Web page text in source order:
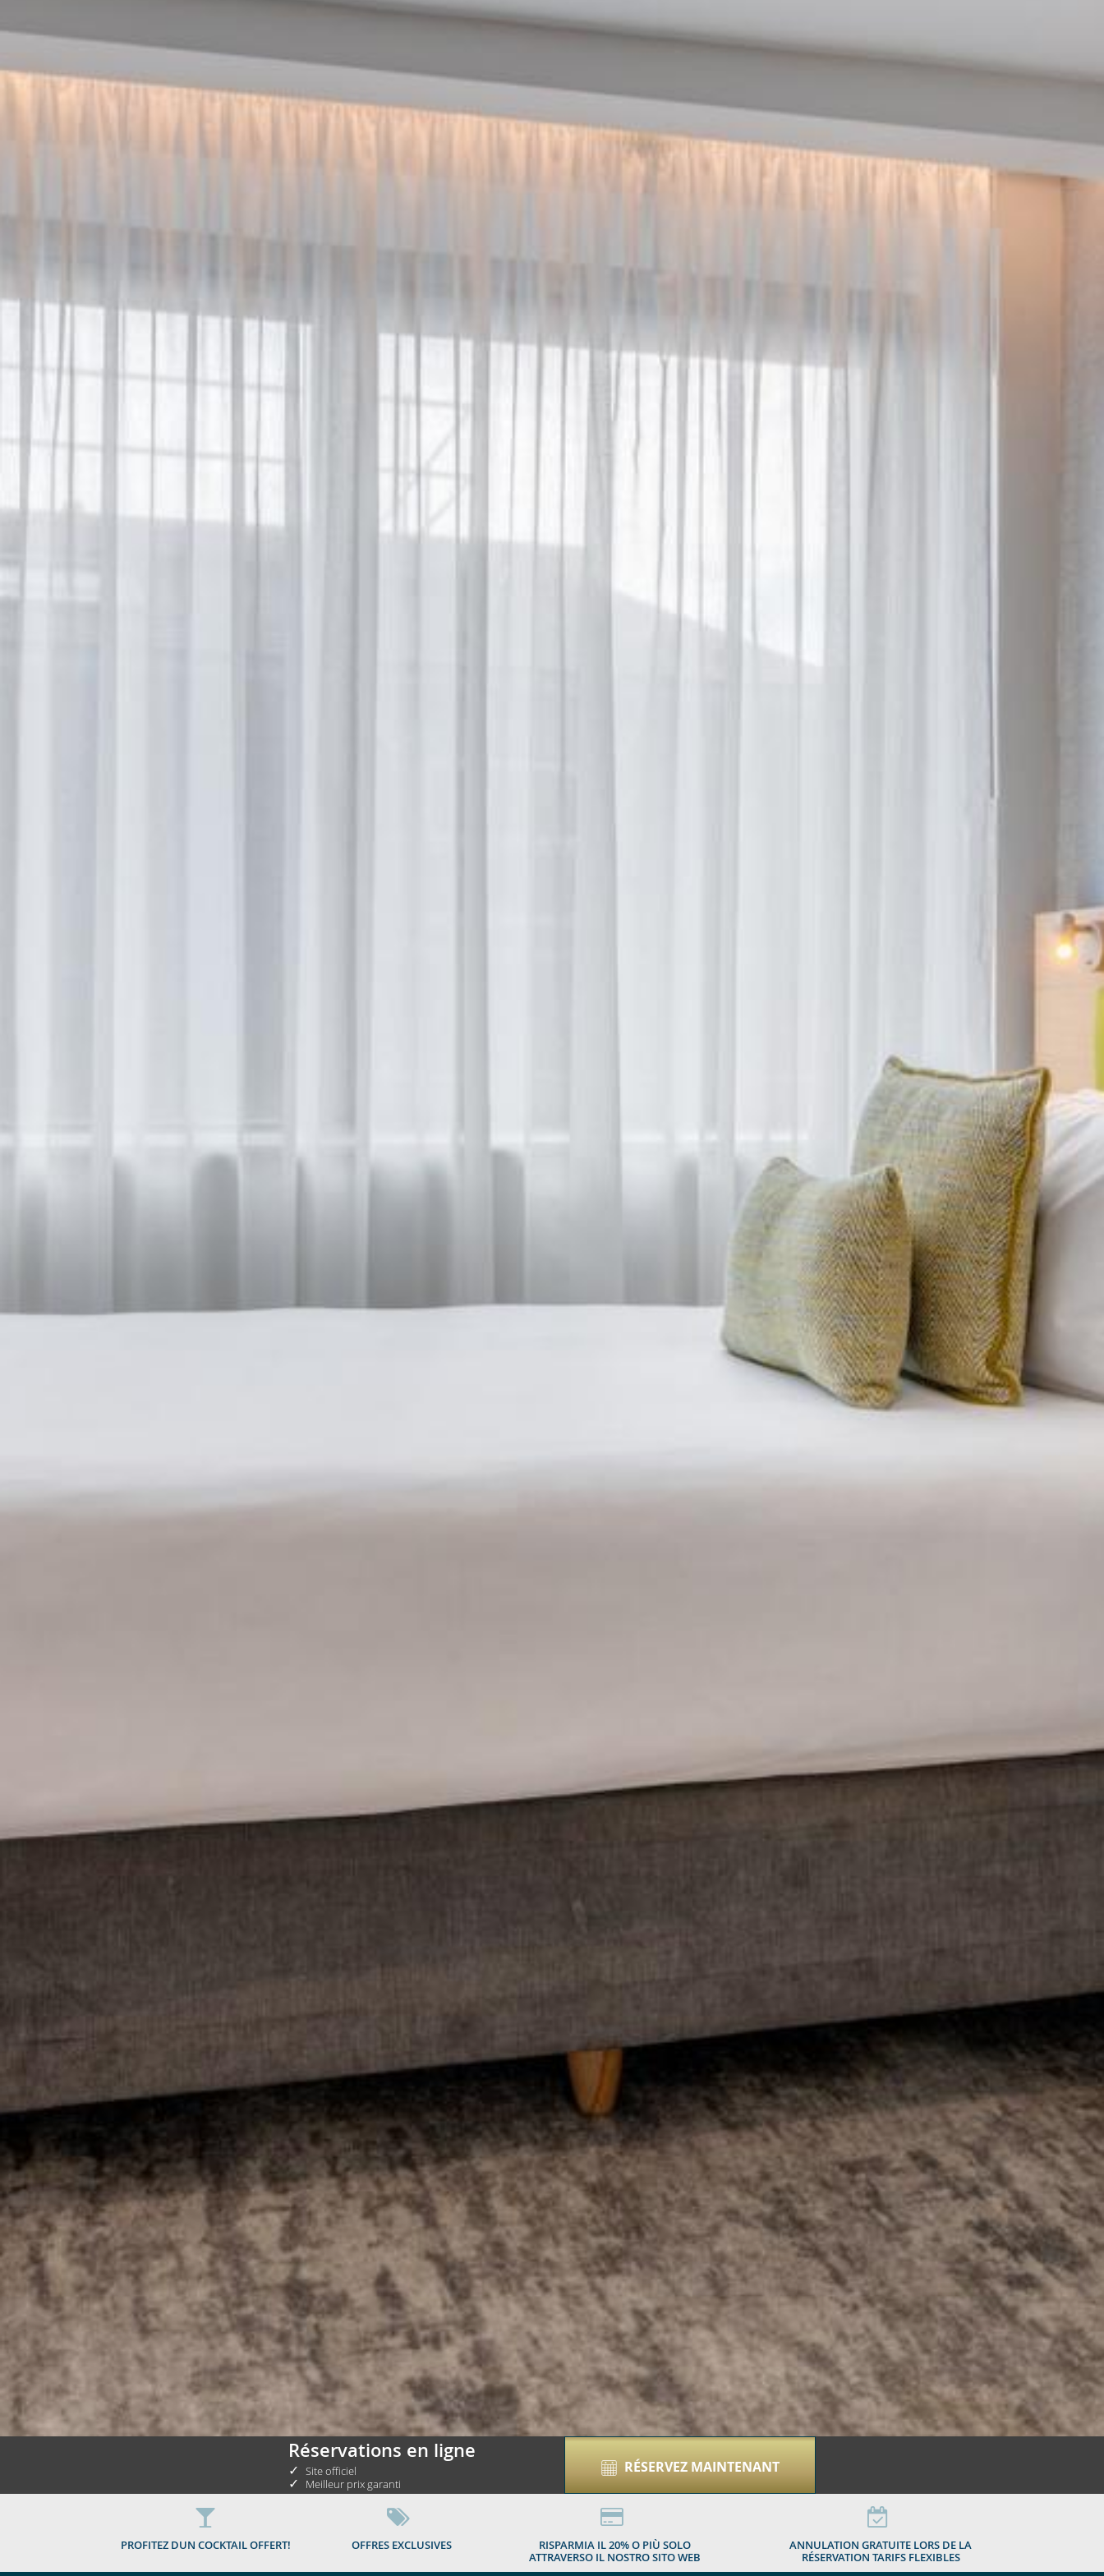
Réservations en ligne
✓ Site officiel
✓ Meilleur prix garanti
RÉSERVEZ MAINTENANT
PROFITEZ DUN COCKTAIL OFFERT! OFFRES EXCLUSIVES
RISPARMIA IL 20% O PIÙ SOLO
ATTRAVERSO IL NOSTRO SITO WEB
ANNULATION GRATUITE LORS DE LA
RÉSERVATION TARIFS FLEXIBLES